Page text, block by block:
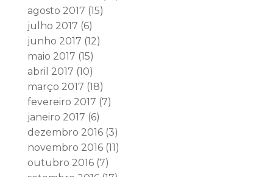
agosto 2017 (15)
julho 2017 (6)
junho 2017 (12)
maio 2017 (15)
abril 2017 (10)
março 2017 (18)
fevereiro 2017 (7)
janeiro 2017 (6)
dezembro 2016(3)
novembro 2016(11)
outubro 2016(7)